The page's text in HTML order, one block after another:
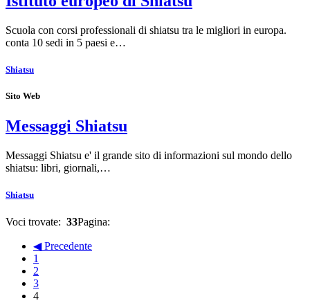
Scuola con corsi professionali di shiatsu tra le migliori in europa.
conta 10 sedi in 5 paesi e…
Shiatsu
Sito Web
Messaggi Shiatsu
Messaggi Shiatsu e' il grande sito di informazioni sul mondo dello
shiatsu: libri, giornali,…
Shiatsu
Voci trovate: 33Pagina:
◀ Precedente
1
2
3
4